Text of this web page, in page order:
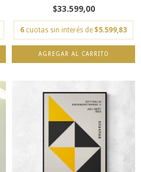
$33.599,00
6 cuotas sin interés de $5.599,83
AGREGAR AL CARRITO